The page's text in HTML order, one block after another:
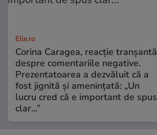
Elle.ro
Corina Caragea, reacție tranșantă
despre comentariile negative.
Prezentatoarea a dezvăluit că a
fost jignită și amenințată: „Un
lucru cred că e important de spus
clar...”